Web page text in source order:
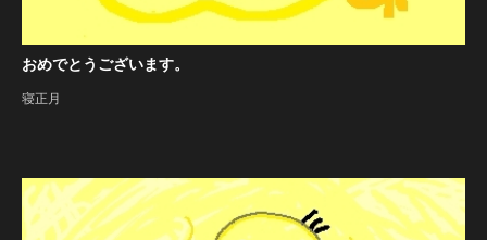
おめでとうございます。
寝正月